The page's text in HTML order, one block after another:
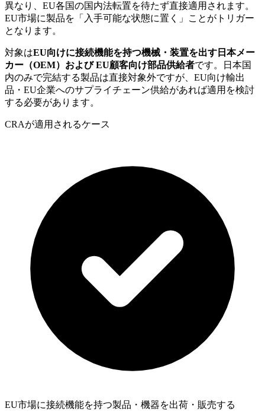
異なり、EU各国の国内法転置を待たず直接適用されます。
EU市場に製品を「入手可能な状態に置く」ことがトリガー
となります。
対象はEU向けに接続機能を持つ機械・装置を出す日本メー
カー（OEM）および EU顧客向け部品供給者です。日本国
内のみで完結する製品は直接対象外ですが、EU向け輸出
品・EU企業へのサプライチェーン供給があれば適用を検討
する必要があります。
CRAが適用されるケース
EU市場に接続機能を持つ製品・機器を出荷・販売する